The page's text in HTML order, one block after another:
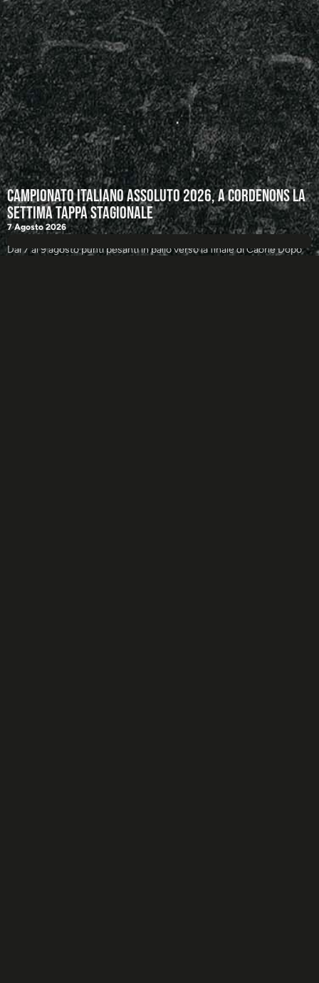
Campionato Italiano Assoluto 2026, a Cordenons la
settima tappa stagionale
7 Agosto 2026
Dal 7 al 9 agosto punti pesanti in palio verso la finale di Caorle Dopo